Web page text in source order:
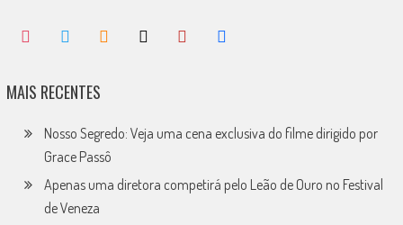
MAIS RECENTES
Nosso Segredo: Veja uma cena exclusiva do filme dirigido por
Grace Passô
Apenas uma diretora competirá pelo Leão de Ouro no Festival
de Veneza